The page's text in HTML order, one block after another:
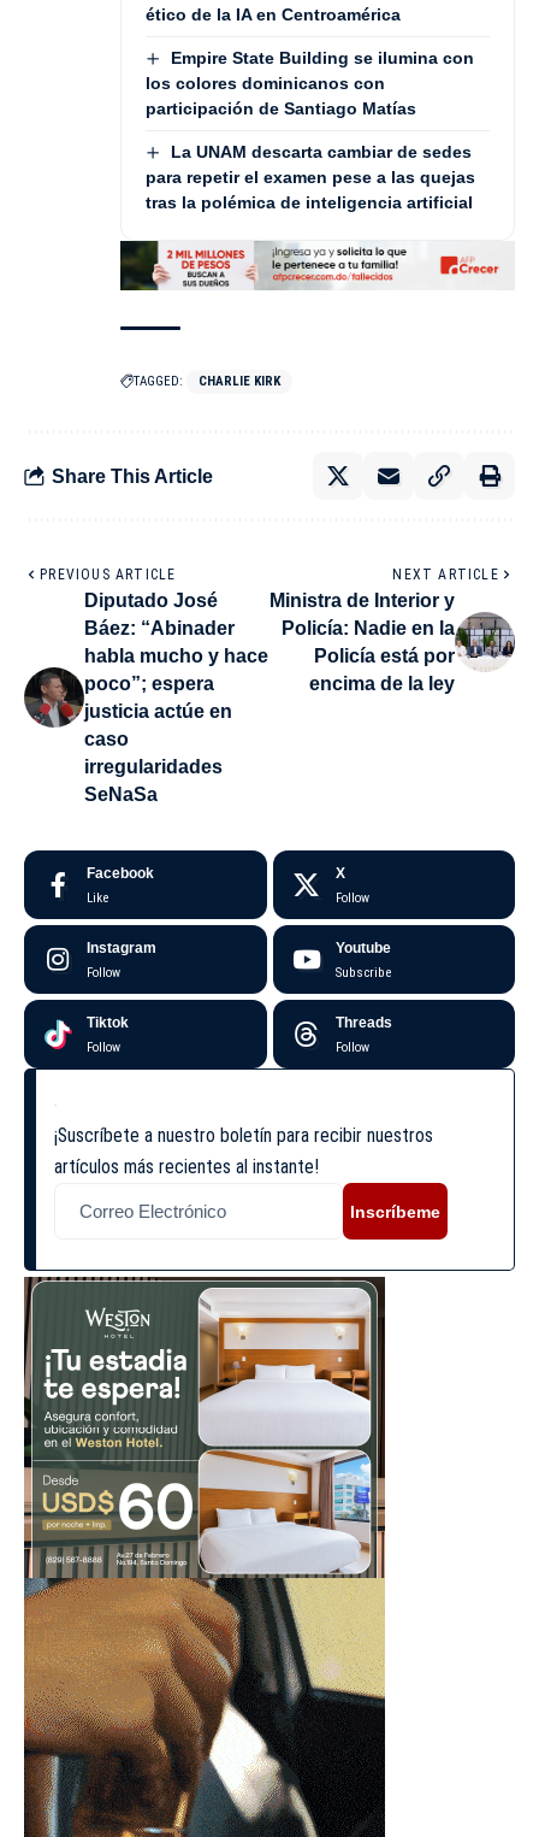
ético de la IA en Centroamérica
Empire State Building se ilumina con
los colores dominicanos con
participación de Santiago Matías
La UNAM descarta cambiar de sedes
para repetir el examen pese a las quejas
tras la polémica de inteligencia artificial
TAGGED: CHARLIE KIRK
Share This Article
PREVIOUS ARTICLE
Diputado José
Báez: “Abinader
habla mucho y hace
poco”; espera
justicia actúe en
caso
irregularidades
SeNaSa
NEXT ARTICLE
Ministra de Interior y
Policía: Nadie en la
Policía está por
encima de la ley
Facebook
Like
X
Follow
Instagram
Follow
Youtube
Subscribe
Tiktok
Follow
Threads
Follow
¡Suscríbete a nuestro boletín para recibir nuestros
artículos más recientes al instante!
Inscríbeme